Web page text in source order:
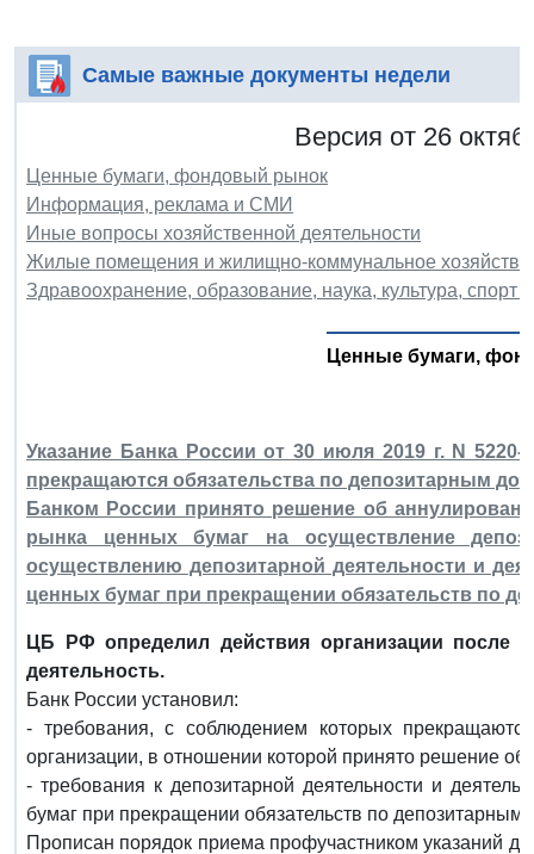
Самые важные документы недели
Версия от 26
Ценные бумаги, фондовый рынок
Информация, реклама и СМИ
Иные вопросы хозяйственной деятельности
Жилые помещения и жилищно-коммунальное хозяйство
Здравоохранение, образование, наука, культура, спорт
Ценные бумаги,
Указание Банка России от 30 июля 2019 г. N
прекращаются обязательства по депозитарным
Банком России принято решение об
рынка ценных бумаг на осуществление
осуществлению депозитарной деятельности и
ценных бумаг при прекращении обязательств по
ЦБ РФ определил действия организации после
деятельность.
Банк России установил:
- требования, с соблюдением которых
организации, в отношении которой принято решение
- требования к депозитарной деятельности и
бумаг при прекращении обязательств по депозитарным
Прописан порядок приема профучастником указаний